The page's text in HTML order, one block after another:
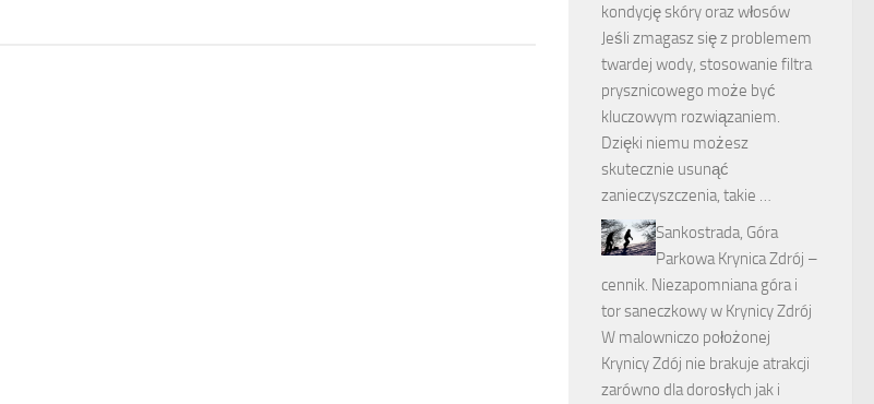
kondycję skóry oraz włosów
Jeśli zmagasz się z problemem
twardej wody, stosowanie filtra
prysznicowego może być
kluczowym rozwiązaniem.
Dzięki niemu możesz
skutecznie usunąć
zanieczyszczenia, takie …
Sankostrada, Góra
Parkowa Krynica Zdrój –
cennik. Niezapomniana góra i
tor saneczkowy w Krynicy Zdrój
W malowniczo położonej
Krynicy Zdój nie brakuje atrakcji
zarówno dla dorosłych jak i